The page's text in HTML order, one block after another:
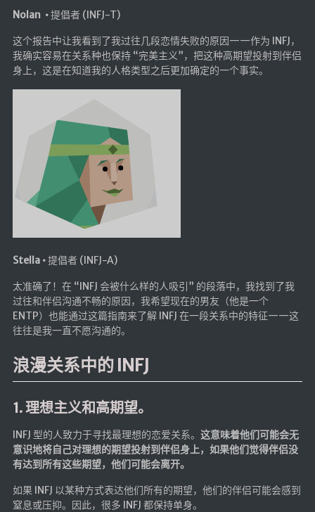
Nolan •提倡者 (INFJ-T)
这个报告中让我看到了我过往几段恋情失败的原因——作为 INFJ，
我确实容易在关系种也保持 “完美主义”，把这种高期望投射到伴侣
身上，这是在知道我的人格类型之后更加确定的一个事实。
Stella •提倡者 (INFJ-A)
太准确了！在 “INFJ 会被什么样的人吸引” 的段落中，我找到了我
过往和伴侣沟通不畅的原因，我希望现在的男友（他是一个
ENTP）也能通过这篇指南来了解 INFJ 在一段关系中的特征——这
往往是我一直不愿沟通的。
浪漫关系中的 INFJ
1. 理想主义和高期望。
INFJ 型的人致力于寻找最理想的恋爱关系。 这意味着他们可能会无
意识地将自己对理想的期望投射到伴侣身上，如果他们觉得伴侣没
有达到所有这些期望，他们可能会离开。
如果 INFJ 以某种方式表达他们所有的期望，他们的伴侣可能会感到
窒息或压抑。因此，很多 INFJ 都保持单身。
土木类资源下载
找建筑 土木资源
🔨工具
手写文件生成
文件传输
文件传输 自建
文库下载
九宫格照片生成
图片加水印
图片转字符
查重软件
Aria2
个人网盘
家庭网盘
副站网页探针
软件下载安装